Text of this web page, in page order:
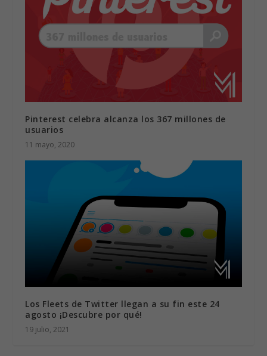
Pinterest celebra alcanza los 367 millones de
usuarios
11 mayo, 2020
Los Fleets de Twitter llegan a su fin este 24
agosto ¡Descubre por qué!
19 julio, 2021